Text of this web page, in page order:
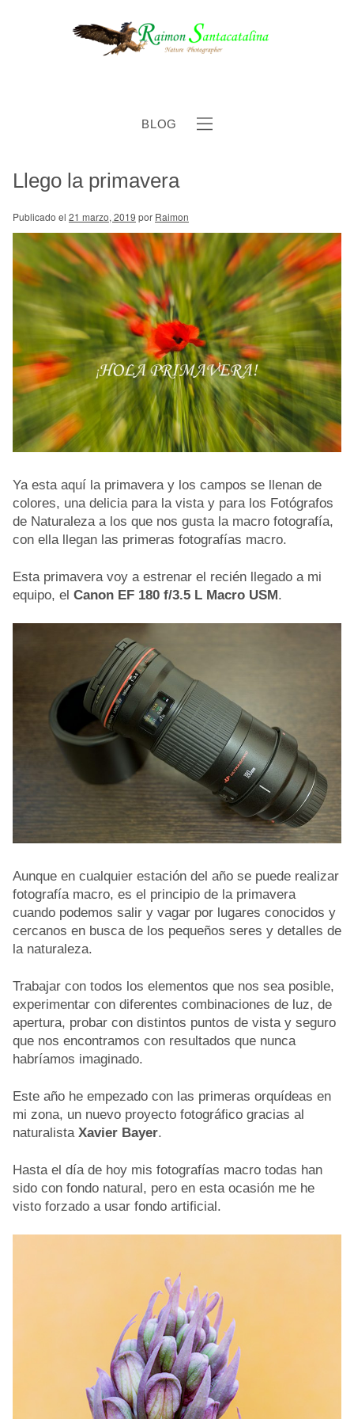
BLOG
Llego la primavera
Publicado el 21 marzo, 2019 por Raimon
Ya esta aquí la primavera y los campos se llenan de
colores, una delicia para la vista y para los Fotógrafos
de Naturaleza a los que nos gusta la macro fotografía,
con ella llegan las primeras fotografías macro.
Esta primavera voy a estrenar el recién llegado a mi
equipo, el Canon EF 180 f/3.5 L Macro USM .
Aunque en cualquier estación del año se puede realizar
fotografía macro, es el principio de la primavera
cuando podemos salir y vagar por lugares conocidos y
cercanos en busca de los pequeños seres y detalles de
la naturaleza.
Trabajar con todos los elementos que nos sea posible,
experimentar con diferentes combinaciones de luz, de
apertura, probar con distintos puntos de vista y seguro
que nos encontramos con resultados que nunca
habríamos imaginado.
Este año he empezado con las primeras orquídeas en
mi zona, un nuevo proyecto fotográfico gracias al
naturalista Xavier Bayer.
Hasta el día de hoy mis fotografías macro todas han
sido con fondo natural, pero en esta ocasión me he
visto forzado a usar fondo artificial.